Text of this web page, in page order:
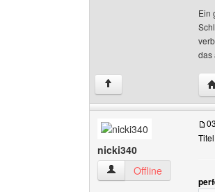
Ein
das
↑
nicki340
nicki340 Benutzer-Profile
Offline